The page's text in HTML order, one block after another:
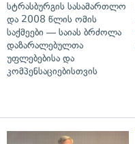
სტრასბურგის სასამართლო
და 2008 წლის ომის
საქმეები — საიას ბრძოლა
დაზარალებულთა
უფლებებისა და
კომპენსაციებისთვის